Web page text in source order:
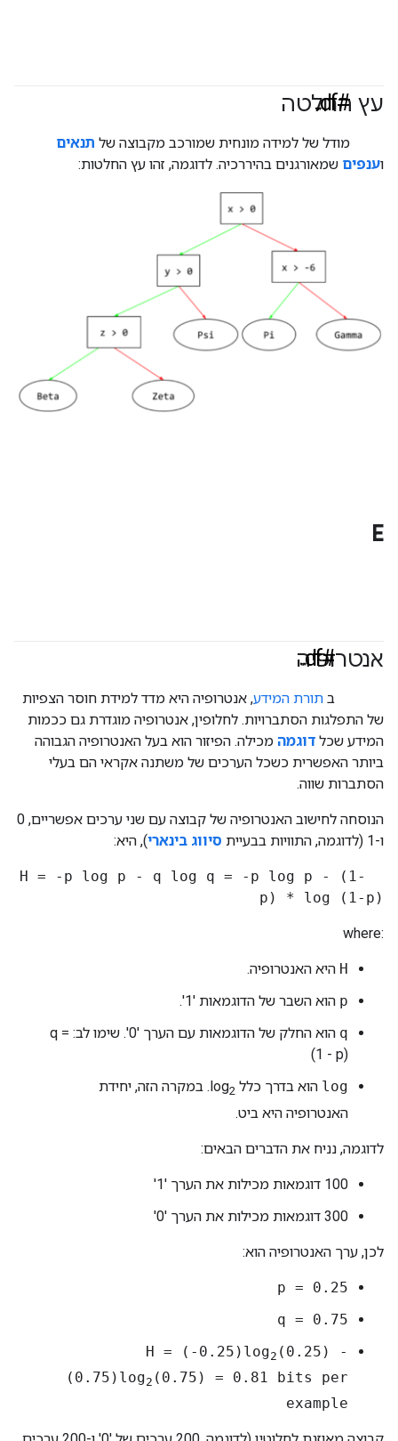
עץ החלטה
#df
מודל של למידה מונחית שמורכב מקבוצה של תנאים
וענפים שמאורגנים בהיררכיה. לדוגמה, זהו עץ החלטות:
E
אנטרופיה
#df
ב תורת המידע, אנטרופיה היא מדד למידת חוסר הצפיות
של התפלגות הסתברויות. לחלופין, אנטרופיה מוגדרת גם ככמות
המידע שכל דוגמה מכילה. הפיזור הוא בעל האנטרופיה הגבוהה
ביותר האפשרית כשכל הערכים של משתנה אקראי הם בעלי
הסתברות שווה.
הנוסחה לחישוב האנטרופיה של קבוצה עם שני ערכים אפשריים, 0
ו-1 (לדוגמה, התוויות בבעיית
סיווג בינארי), היא:
H = -p log p - q log q = -p log p - (1-
p) * log (1-p)
where:‎
H היא האנטרופיה.
p הוא השבר של הדוגמאות '1'.
q
הוא החלק של הדוגמאות עם הערך '0'. שימו לב: q =
(1 - p)
log הוא בדרך כלל log 2
. במקרה הזה, יחידת
האנטרופיה היא ביט.
לדוגמה, נניח את הדברים הבאים:
‫100 דוגמאות מכילות את הערך '1'
‫300 דוגמאות מכילות את הערך '0'
לכן, ערך האנטרופיה הוא:
p = 0.25
q = 0.75
H = (-0.25)log2 (0.25) -
(0.75)log2 (0.75) = 0.81 bits per
example